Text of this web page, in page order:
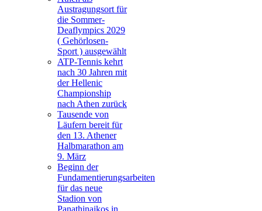
Austragungsort für
die Sommer-
Deaflympics 2029
( Gehörlosen-
Sport ) ausgewählt
ATP-Tennis kehrt
nach 30 Jahren mit
der Hellenic
Championship
nach Athen zurück
Tausende von
Läufern bereit für
den 13. Athener
Halbmarathon am
9. März
Beginn der
Fundamentierungsarbeiten
für das neue
Stadion von
Panathinaikos in